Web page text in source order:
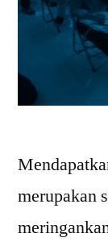
merupakan